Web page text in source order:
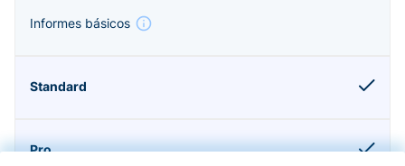
Informes básicos